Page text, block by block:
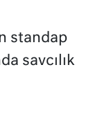
standap
savcılık